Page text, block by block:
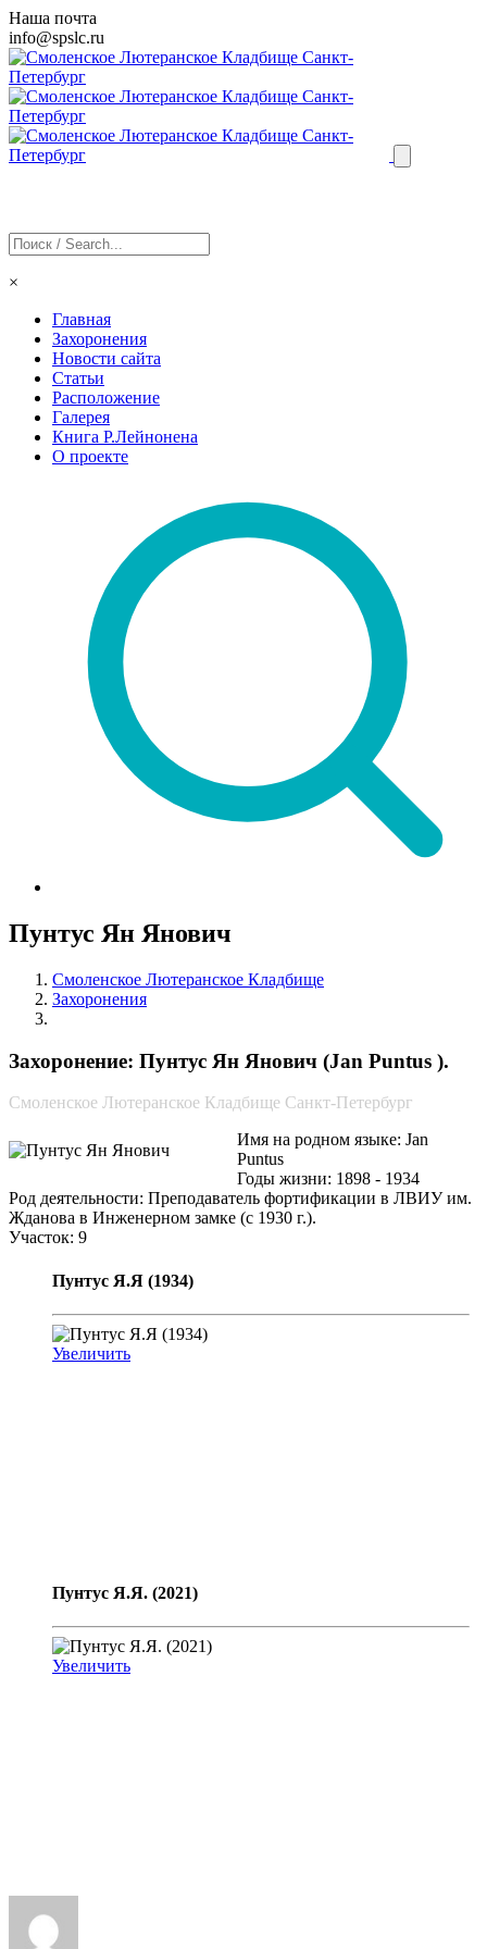
Наша почта
info@spslc.ru
×
Главная
Захоронения
Новости сайта
Статьи
Расположение
Галерея
Книга Р.Лейнонена
О проекте
Пунтус Ян Янович
Смоленское Лютеранское Кладбище
Захоронения
Захоронение: Пунтус Ян Янович (Jan Puntus ).
Смоленское Лютеранское Кладбище Санкт-Петербург
Имя на родном языке: Jan
Puntus
Годы жизни: 1898 - 1934
Род деятельности: Преподаватель фортификации в ЛВИУ им.
Жданова в Инженерном замке (с 1930 г.).
Участок: 9
Пунтус Я.Я (1934)
Увеличить
Пунтус Я.Я. (2021)
Увеличить